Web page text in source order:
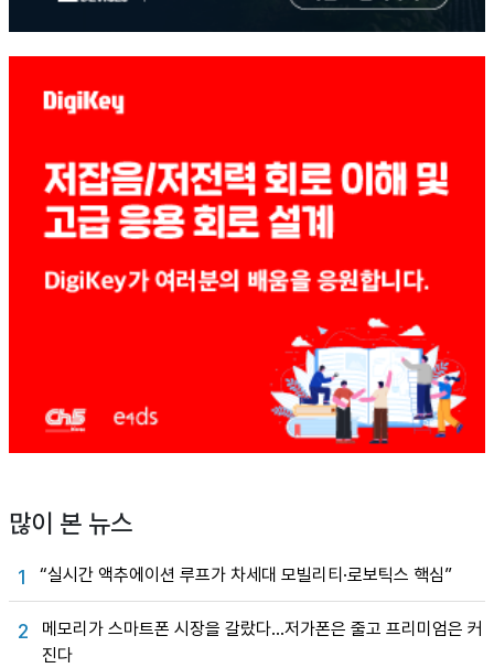
많이 본 뉴스
1 “실시간 액추에이션 루프가 차세대 모빌리티·로보틱스 핵심”
2
메모리가 스마트폰 시장을 갈랐다…저가폰은 줄고 프리미엄은 커
진다